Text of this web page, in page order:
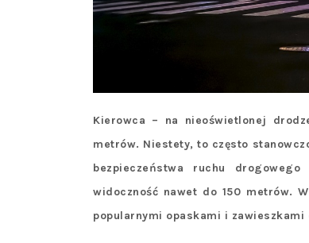
Kierowca – na nieoświetlonej
metrów. Niestety, to często
bezpieczeństwa ruchu
widoczność nawet do 150 metrów.
popularnymi opaskami i zawieszkami